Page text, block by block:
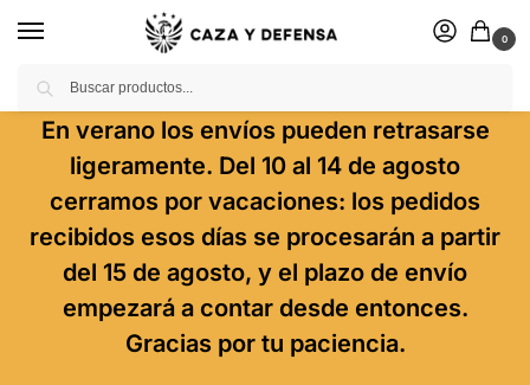
0
En verano los envíos pueden retrasarse
ligeramente. Del 10 al 14 de agosto
cerramos por vacaciones: los pedidos
recibidos esos días se procesarán a partir
del 15 de agosto, y el plazo de envío
empezará a contar desde entonces.
Gracias por tu paciencia.